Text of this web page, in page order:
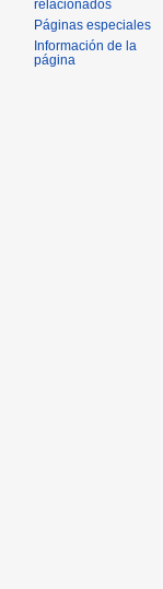
relacionados
Páginas especiales
Información de la
página